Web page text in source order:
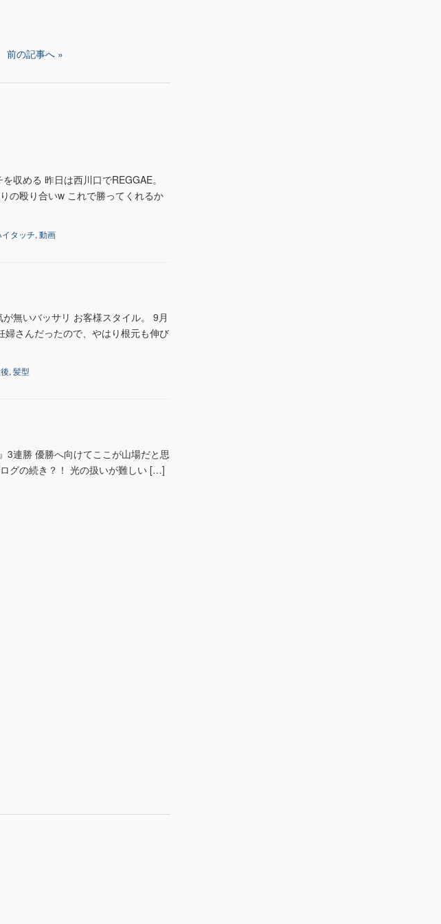
前の記事へ »
収める 昨日は西川口でREGGAE。
の殴り合いw これで勝ってくれるか
イタッチ, 動画
無いバッサリ お客様スタイル。 9月
さんだったので、やはり根元も伸び
, 髪型
3連勝 優勝へ向けてここが山場だと思
グの続き？！ 光の扱いが難しい […]